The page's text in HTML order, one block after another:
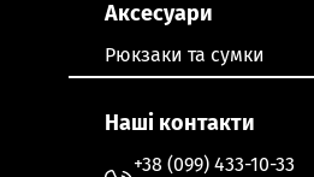
Аксесуари
Рюкзаки та сумки
Наші контакти
+38 (099) 433-10-33